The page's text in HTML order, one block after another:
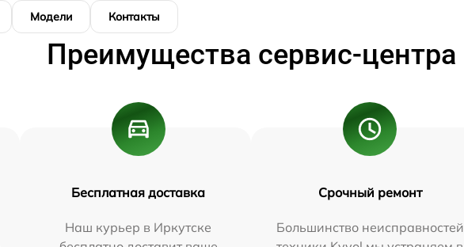
Модели Контакты
Преимущества сервис-центра
Бесплатная доставка
Наш курьер в Иркутске
Срочный ремонт
Большинство неисправностей